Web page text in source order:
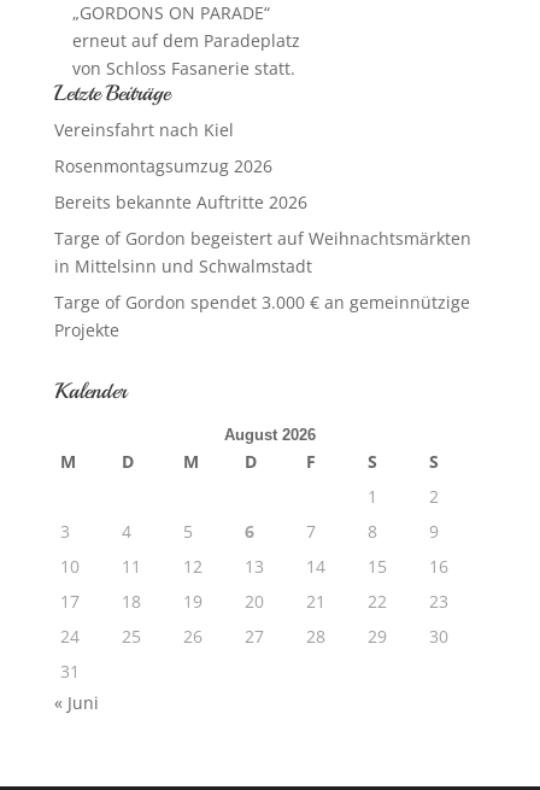
„GORDONS ON PARADE“
erneut auf dem Paradeplatz
von Schloss Fasanerie statt.
Letzte Beiträge
Vereinsfahrt nach Kiel
Rosenmontagsumzug 2026
Bereits bekannte Auftritte 2026
Targe of Gordon begeistert auf Weihnachtsmärkten
in Mittelsinn und Schwalmstadt
Targe of Gordon spendet 3.000 € an gemeinnützige
Projekte
Kalender
August 2026
M D M D F S
S
1
2
3
4 5 6 7 8
9
10
11 12 13 14 15
16
17
18 19 20 21 22
23
24
25 26 27 28 29
30
31
« Juni